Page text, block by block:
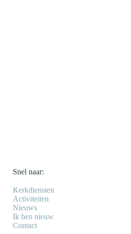
Snel naar:
Kerkdiensten
Activiteiten
Nieuws
Ik ben nieuw
Contact